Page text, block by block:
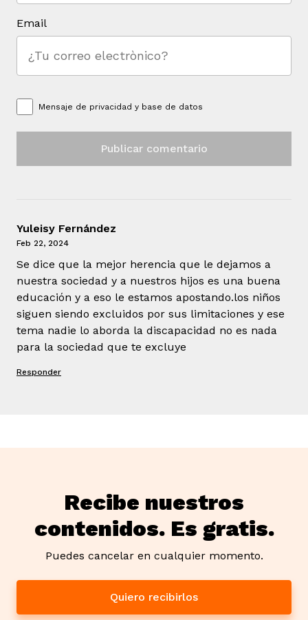
Email
Mensaje de privacidad y base de datos
Yuleisy Fernández
Feb 22, 2024
Se dice que la mejor herencia que le dejamos a
nuestra sociedad y a nuestros hijos es una buena
educación y a eso le estamos apostando.los niños
siguen siendo excluidos por sus limitaciones y ese
tema nadie lo aborda la discapacidad no es nada
para la sociedad que te excluye
Responder
Recibe nuestros
contenidos. Es gratis.
Puedes cancelar en cualquier momento.
Quiero recibirlos